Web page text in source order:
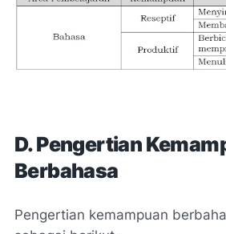
D. Pengertian
Berbahasa
Pengertian kemampuan